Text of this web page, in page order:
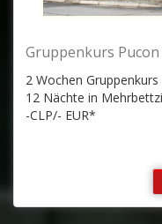
Gruppenkurs
2 Wochen Gruppenkurs
12 Nächte in
-CLP/- EUR*